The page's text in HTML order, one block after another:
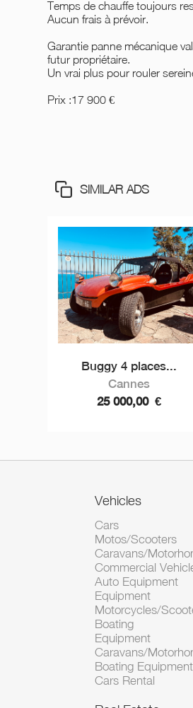
Temps de chauffe toujours
Aucun frais à prévoir.
Garantie panne mécanique
futur propriétaire.
Un vrai plus pour rouler
Prix :17 900 €
SIMILAR ADS
Buggy 4 places...
Cannes
25 000,00 €
Vehicles
Cars
Motos/Scooters
Caravans/
Commercial
Auto Equipment
Equipment
Motorcycles/
Boating
Equipment
Caravans/
Boating Equipment
Cars Rental